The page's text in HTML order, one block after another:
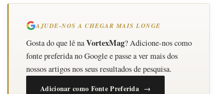
AJUDE-NOS A CHEGAR MAIS LONGE
Gosta do que lê naVortexMag? Adicione-nos como
fonte preferida no Google e passe a ver mais dos
nossos artigos nos seus resultados de pesquisa.
Adicionar como Fonte Preferida →